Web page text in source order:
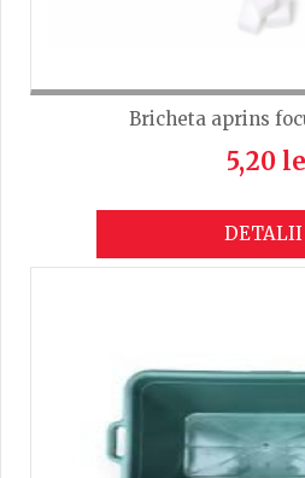
Bricheta aprins
5,20
DETALII